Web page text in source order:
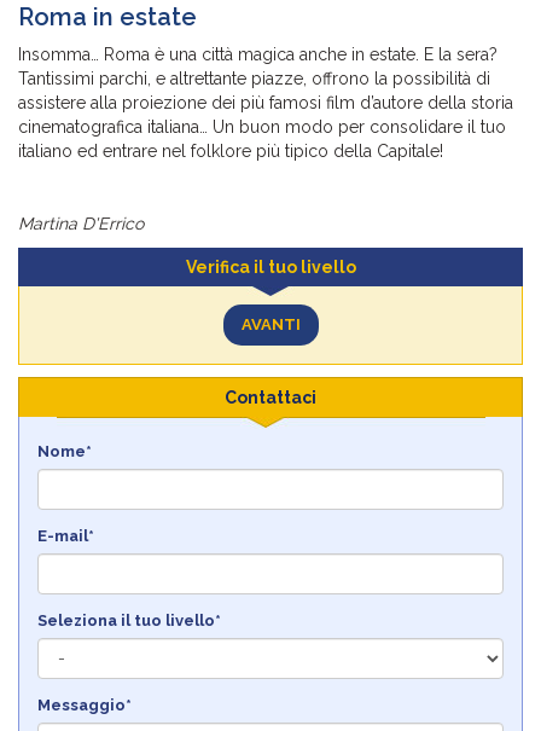
Roma in estate
Insomma… Roma è una città magica anche in estate. E la sera?
Tantissimi parchi, e altrettante piazze, offrono la possibilità di
assistere alla proiezione dei più famosi film d’autore della storia
cinematografica italiana… Un buon modo per consolidare il tuo
italiano ed entrare nel folklore più tipico della Capitale!
Martina D'Errico
Verifica il tuo livello
AVANTI
Contattaci
Nome*
E-mail*
Seleziona il tuo livello*
Messaggio*